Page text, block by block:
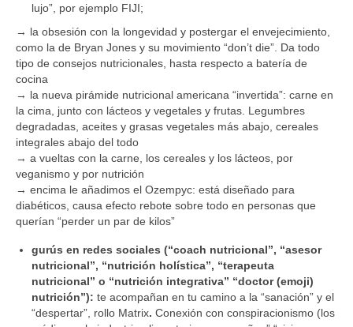
lujo”, por ejemplo FIJI;
→ la obsesión con la longevidad y postergar el envejecimiento,
como la de Bryan Jones y su movimiento “don’t die”. Da todo
tipo de consejos nutricionales, hasta respecto a batería de
cocina
→ la nueva pirámide nutricional americana “invertida”: carne en
la cima, junto con lácteos y vegetales y frutas. Legumbres
degradadas, aceites y grasas vegetales más abajo, cereales
integrales abajo del todo
→ a vueltas con la carne, los cereales y los lácteos, por
veganismo y por nutrición
→ encima le añadimos el Ozempyc: está diseñado para
diabéticos, causa efecto rebote sobre todo en personas que
querían “perder un par de kilos”
gurús en redes sociales (“coach nutricional”, “asesor
nutricional”, “nutrición holística”, “terapeuta
nutricional” o “nutrición integrativa” “doctor (emoji)
nutrición”): te acompañan en tu camino a la “sanación” y el
“despertar”, rollo Matrix. Conexión con conspiracionismo (los